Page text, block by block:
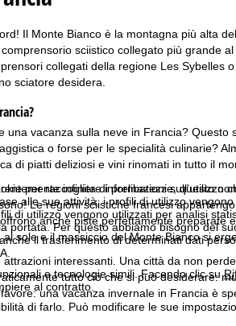
per raccogliere informazioni sull'utilizzo
alle sue attività, i profili di utilizzo
di utilizzo vengono utilizzati per analisi
portata. Per questo abbiamo bisogno del
il trasferimento di determinati dati
e tecnologie simili. Facendo clic su
al contratto.
di farlo. Può modificare le sue
Il Monte Bianco è la montagna più alta
sciistico collegato più grande
collegati della regione Les Sybelles
sciatore desidera.
una vacanza sulla neve in Francia?
o forse per le specialità culinarie?
di piatti deliziosi e vini rinomati in tutto il
infinita di prelibatezze, questo
Le regioni sciistiche francesi
anche piste perfettamente preparate
sole e il massiccio del Monte Bianco si
interessanti. Una città da non
tutto ciò che si può desiderare:
una vacanza invernale in Francia è